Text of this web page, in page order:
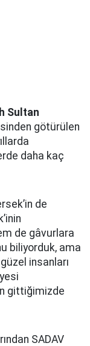
Sultan
götürülen
daha kaç
de
de gâvurlara
biliyorduk, ama
insanları
gittiğimizde
SADAV